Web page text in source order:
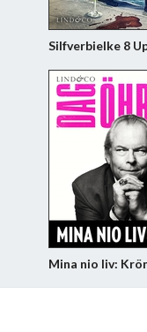
Silfverbielke 8
Mina nio liv: